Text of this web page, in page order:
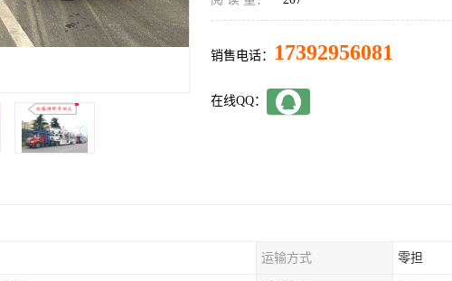
销售电话： 17392956081
在线QQ：
运输方式 零担